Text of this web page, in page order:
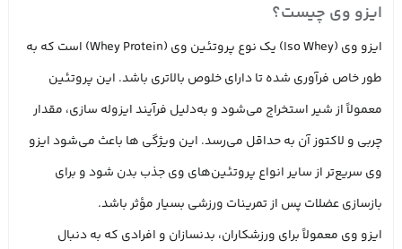
ایزو وی چیست؟
ایزو وی (Iso Whey) یک نوع پروتئین وی (Whey Protein) است که به‌
طور خاص فرآوری شده تا دارای خلوص بالاتری باشد. این پروتئین
معمولاً از شیر استخراج می‌شود و به‌دلیل فرآیند ایزوله‌ سازی، مقدار
چربی و لاکتوز آن به حداقل می‌رسد. این ویژگی‌ ها باعث می‌شود ایزو
وی سریع‌تر از سایر انواع پروتئین‌های وی جذب بدن شود و برای
بازسازی عضلات پس از تمرینات ورزشی بسیار مؤثر باشد.
ایزو وی معمولاً برای ورزشکاران، بدنسازان و افرادی که به دنبال